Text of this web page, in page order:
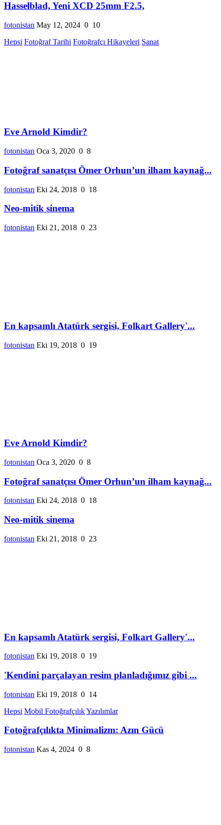
Hasselblad, Yeni XCD 25mm F2.5,
fotonistan May 12, 2024 0 10
Hepsi Fotoğraf Tarihi Fotoğrafçı Hikayeleri Sanat
Eve Arnold Kimdir?
fotonistan Oca 3, 2020 0 8
Fotoğraf sanatçısı Ömer Orhun’un ilham kaynağ...
fotonistan Eki 24, 2018 0 18
Neo-mitik sinema
fotonistan Eki 21, 2018 0 23
En kapsamlı Atatürk sergisi, Folkart Gallery'...
fotonistan Eki 19, 2018 0 19
Eve Arnold Kimdir?
fotonistan Oca 3, 2020 0 8
Fotoğraf sanatçısı Ömer Orhun’un ilham kaynağ...
fotonistan Eki 24, 2018 0 18
Neo-mitik sinema
fotonistan Eki 21, 2018 0 23
En kapsamlı Atatürk sergisi, Folkart Gallery'...
fotonistan Eki 19, 2018 0 19
'Kendini parçalayan resim planladığımız gibi ...
fotonistan Eki 19, 2018 0 14
Hepsi Mobil FotoğrafçılıkYazılımlar
Fotoğrafçılıkta Minimalizm: Azın Gücü
fotonistan Kas 4, 2024 0 8